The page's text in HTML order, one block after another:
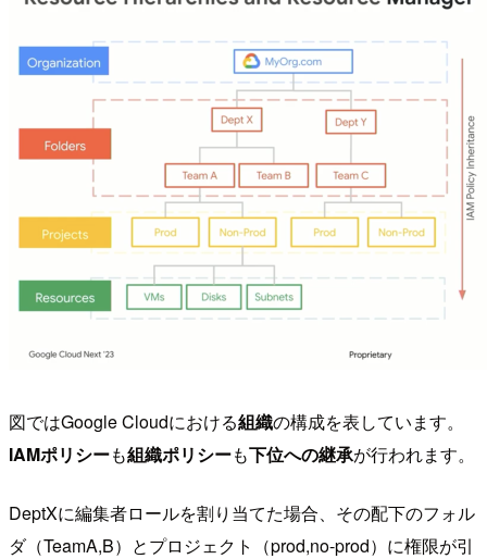
図ではGoogle Cloudにおける組織の構成を表しています。
IAMポリシーも組織ポリシーも下位への継承が行われます。
DeptXに編集者ロールを割り当てた場合、その配下のフォル
ダ（TeamA,B）とプロジェクト（prod,no-prod）に権限が引